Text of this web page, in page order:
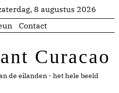
8 augustus 2026
Contact
Curacao
de eilanden - het hele beeld